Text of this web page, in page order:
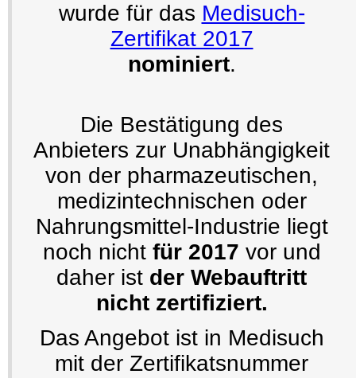
wurde für das Medisuch-
Zertifikat 2017
nominiert.
Die Bestätigung des
Anbieters zur Unabhängigkeit
von der pharmazeutischen,
medizintechnischen oder
Nahrungsmittel-Industrie liegt
noch nicht für 2017 vor und
daher ist der Webauftritt
nicht zertifiziert.
Das Angebot ist in Medisuch
mit der Zertifikatsnummer